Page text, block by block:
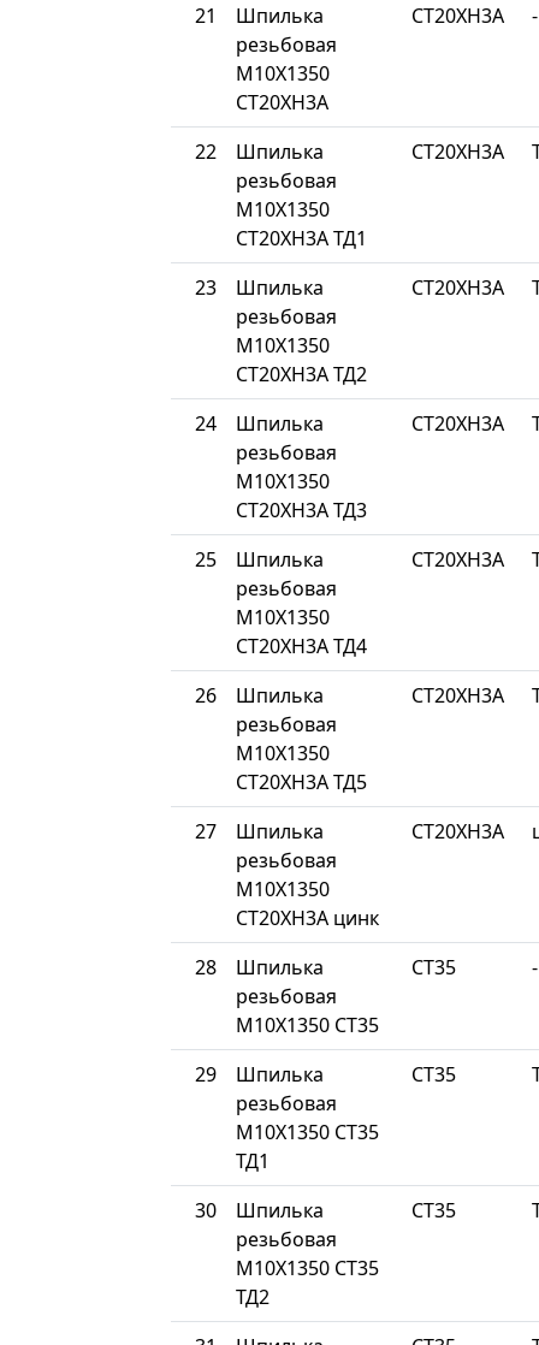
21
Шпилька
резьбовая
М10Х1350
СТ20ХН3А
СТ20ХН3А -
22
Шпилька
резьбовая
М10Х1350
СТ20ХН3А ТД1
СТ20ХН3А
23
Шпилька
резьбовая
М10Х1350
СТ20ХН3А ТД2
СТ20ХН3А
24
Шпилька
резьбовая
М10Х1350
СТ20ХН3А ТД3
СТ20ХН3А
25
Шпилька
резьбовая
М10Х1350
СТ20ХН3А ТД4
СТ20ХН3А
26
Шпилька
резьбовая
М10Х1350
СТ20ХН3А ТД5
СТ20ХН3А
27
Шпилька
резьбовая
М10Х1350
СТ20ХН3А цинк
СТ20ХН3А
28
Шпилька
резьбовая
М10Х1350 СТ35
СТ35 -
29
Шпилька
резьбовая
М10Х1350 СТ35
ТД1
СТ35
30
Шпилька
резьбовая
М10Х1350 СТ35
ТД2
СТ35